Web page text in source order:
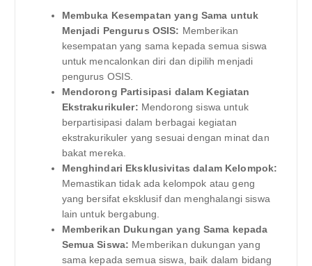
Membuka Kesempatan yang Sama untuk
Menjadi Pengurus OSIS: Memberikan
kesempatan yang sama kepada semua siswa
untuk mencalonkan diri dan dipilih menjadi
pengurus OSIS.
Mendorong Partisipasi dalam Kegiatan
Ekstrakurikuler: Mendorong siswa untuk
berpartisipasi dalam berbagai kegiatan
ekstrakurikuler yang sesuai dengan minat dan
bakat mereka.
Menghindari Eksklusivitas dalam Kelompok:
Memastikan tidak ada kelompok atau geng
yang bersifat eksklusif dan menghalangi siswa
lain untuk bergabung.
Memberikan Dukungan yang Sama kepada
Semua Siswa: Memberikan dukungan yang
sama kepada semua siswa, baik dalam bidang